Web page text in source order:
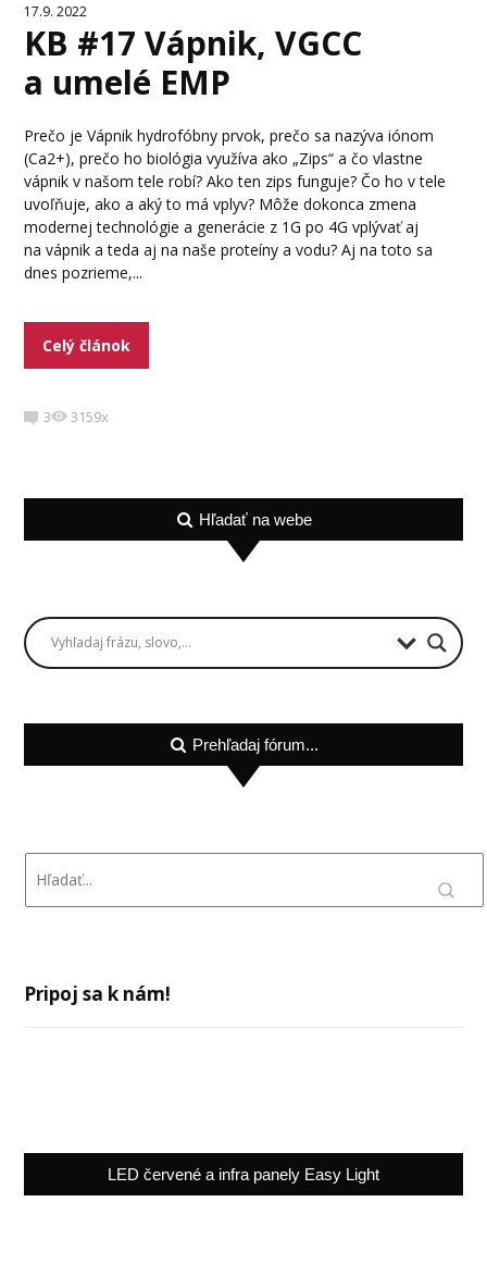
17.9. 2022
KB #17 Vápnik, VGCC
a umelé EMP
Prečo je Vápnik hydrofóbny prvok, prečo sa nazýva iónom
(Ca2+), prečo ho biológia využíva ako „Zips“ a čo vlastne
vápnik v našom tele robí? Ako ten zips funguje? Čo ho v tele
uvoľňuje, ako a aký to má vplyv? Môže dokonca zmena
modernej technológie a generácie z 1G po 4G vplývať aj
na vápnik a teda aj na naše proteíny a vodu? Aj na toto sa
dnes pozrieme,...
Celý článok
3 3159x
Hľadať na webe
Prehľadaj fórum...
Pripoj sa k nám!
LED červené a infra panely Easy Light